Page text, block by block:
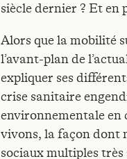
siècle dernier ? Et en
Alors que la mobilité
l’avant-plan de
expliquer ses
crise sanitaire
environnementale en
vivons, la façon dont
sociaux multiples très